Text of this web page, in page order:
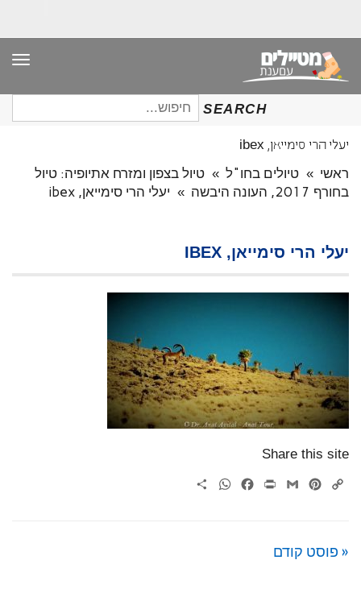
SEARCH
חיפוש
עבור:
יעלי הרי סימייאן, ibex
ראשי » טיולים בחו"ל » טיול בצפון ומזרח אתיופיה: טיול
בחורף 2017, העונה היבשה
» יעלי הרי סימייאן, ibex
יעלי הרי סימייאן, IBEX
Share this site
Copy
Pinterest
Gmail
Print
Facebook
WhatsApp
« פוסט קודם